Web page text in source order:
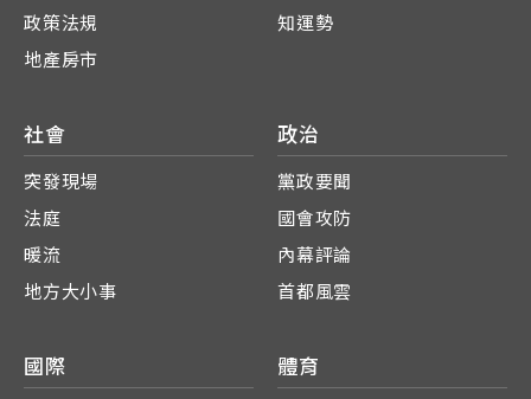
政策法規
地產房市
知運勢
社會
突發現場
法庭
暖流
地方大小事
政治
黨政要聞
國會攻防
內幕評論
首都風雲
國際 體育